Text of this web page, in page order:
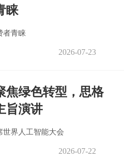
睐
者青睐
2026-07-23
焦绿色转型，思格
旨演讲
世界人工智能大会
2026-07-22